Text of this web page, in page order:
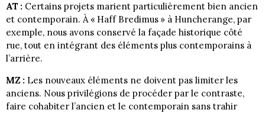
AT : Certains projets marient particulièrement bien ancien
et contemporain. À « Haff Bredimus » à Huncherange, par
exemple, nous avons conservé la façade historique côté
rue, tout en intégrant des éléments plus contemporains à
l’arrière.
MZ : Les nouveaux éléments ne doivent pas limiter les
anciens. Nous privilégions de procéder par le contraste,
faire cohabiter l’ancien et le contemporain sans trahir